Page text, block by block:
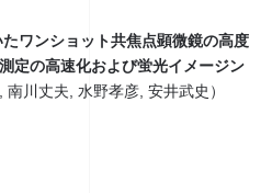
ワンショット共焦点顕微鏡の高度
定の高速化および蛍光イメージン
南川丈夫, 水野孝彦, 安井武史）